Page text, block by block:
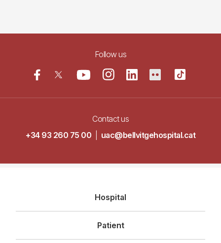
Follow us
Contact us
+34 93 260 75 00
uac@bellvitgehospital.cat
principal
Hospital
Patient